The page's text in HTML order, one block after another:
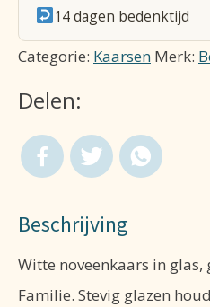
Heilige
Familie
aantal
14 dagen bedenktijd
Categorie: Kaarsen Merk:
Delen:
Beschrijving
Witte noveenkaars in
Familie. Stevig glazen